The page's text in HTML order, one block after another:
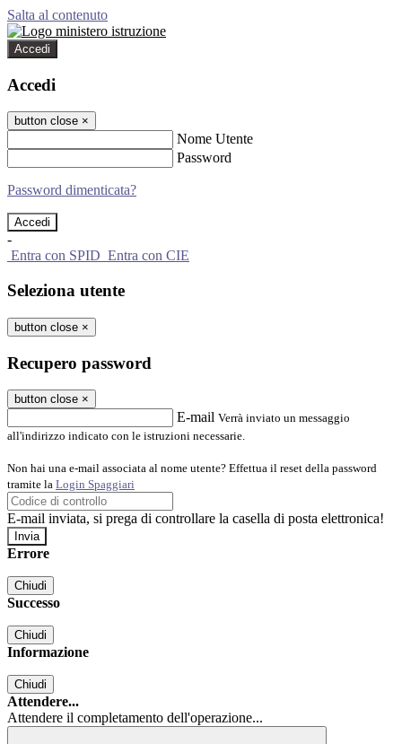
Salta al contenuto
Accedi
Accedi
button close ×
Nome Utente
Password
Password dimenticata?
-
Entra con SPID Entra con CIE
Seleziona utente
button close ×
Recupero password
button close ×
E-mail Verrà inviato un messaggio
all'indirizzo indicato con le istruzioni necessarie.
Non hai una e-mail associata al nome utente? Effettua il reset della password
tramite la Login Spaggiari
E-mail inviata, si prega di controllare la casella di posta elettronica!
Errore
Chiudi
Successo
Chiudi
Informazione
Chiudi
Attendere...
Attendere il completamento dell'operazione...